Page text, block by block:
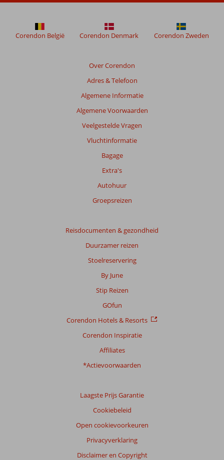
meer
om
de
Over Corendon
Adres & Telefoon
Algemene Informatie
Algemene Voorwaarden
Veelgestelde Vragen
Vluchtinformatie
Bagage
Extra's
Autohuur
Groepsreizen
Reisdocumenten & gezondheid
Duurzamer reizen
Stoelreservering
By June
Stip Reizen
GOfun
Corendon Hotels & Resorts
Corendon Inspiratie
Affiliates
*Actievoorwaarden
Laagste Prijs Garantie
Cookiebeleid
Open cookievoorkeuren
Privacyverklaring
Disclaimer en Copyright
Corendon België Corendon Denmark Corendon Zweden